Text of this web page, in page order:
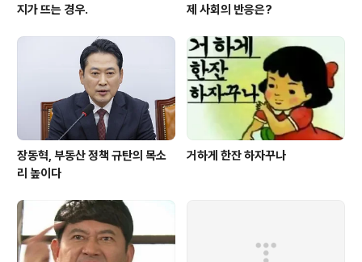
지가 뜨는 경우.
제 사회의 반응은?
장동혁, 부동산 정책 규탄의 목소
리 높이다
거하게 한잔 하자꾸나